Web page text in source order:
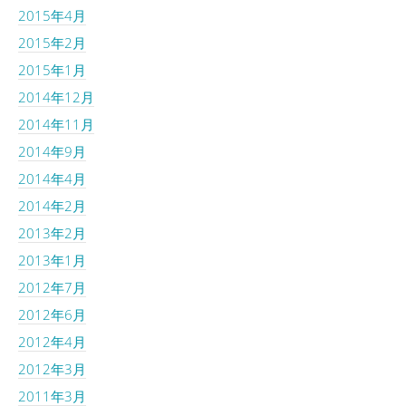
2015年4月
2015年2月
2015年1月
2014年12月
2014年11月
2014年9月
2014年4月
2014年2月
2013年2月
2013年1月
2012年7月
2012年6月
2012年4月
2012年3月
2011年3月